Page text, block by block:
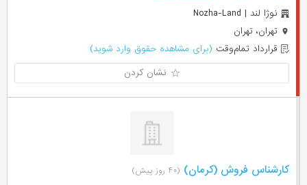
نوژا لند | Nozha-Land
تهران، تهران
قرارداد تمام‌وقت (برای مشاهده حقوق وارد شوید)
نشان کردن
کارشناس فروش (کرمان) (۴۰ روز پیش)